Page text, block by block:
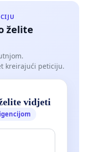
želite
kreirajući peticiju.
vidjeti